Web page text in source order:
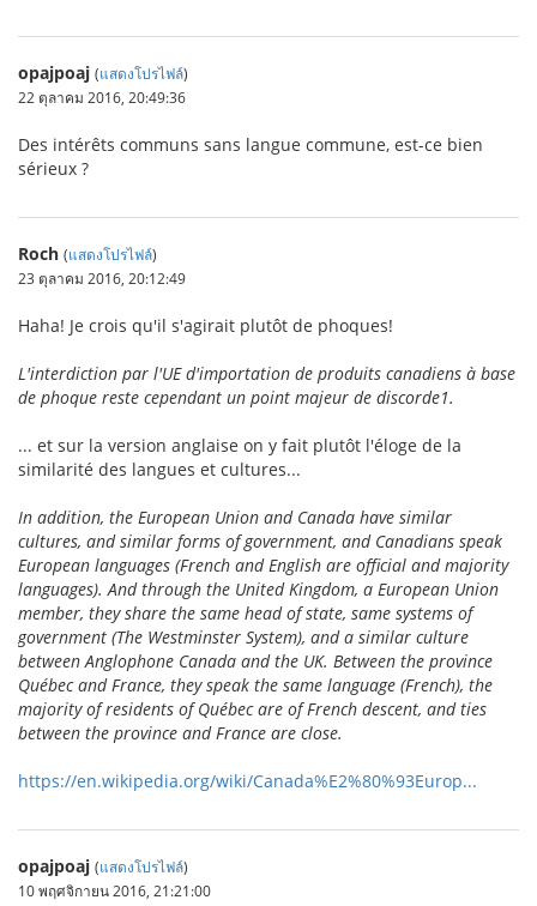
opajpoaj (แสดงโปรไฟล์)
22 ตุลาคม 2016, 20:49:36
Des intérêts communs sans langue commune, est-ce bien
sérieux ?
Roch (แสดงโปรไฟล์)
23 ตุลาคม 2016, 20:12:49
Haha! Je crois qu'il s'agirait plutôt de phoques!
L'interdiction par l'UE d'importation de produits canadiens à base
de phoque reste cependant un point majeur de discorde1.
... et sur la version anglaise on y fait plutôt l'éloge de la
similarité des langues et cultures...
In addition, the European Union and Canada have similar
cultures, and similar forms of government, and Canadians speak
European languages (French and English are official and majority
languages). And through the United Kingdom, a European Union
member, they share the same head of state, same systems of
government (The Westminster System), and a similar culture
between Anglophone Canada and the UK. Between the province
Québec and France, they speak the same language (French), the
majority of residents of Québec are of French descent, and ties
between the province and France are close.
https://en.wikipedia.org/wiki/Canada%E2%80%93Europ...
opajpoaj (แสดงโปรไฟล์)
10 พฤศจิกายน 2016, 21:21:00